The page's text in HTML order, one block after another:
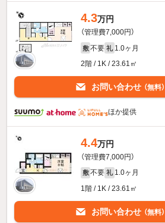
4.3万円
（管理費7,000円）
敷 不要 礼 1.0ヶ月
2階 / 1K / 23.61㎡
お問い合わせ （無料）
ほか提供
4.4万円
（管理費7,000円）
敷 不要 礼 1.0ヶ月
1階 / 1K / 23.61㎡
お問い合わせ （無料）